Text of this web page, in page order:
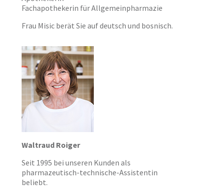
Fachapothekerin für Allgemeinpharmazie
Frau Misic berät Sie auf deutsch und bosnisch.
Waltraud Roiger
Seit 1995 bei unseren Kunden als
pharmazeutisch-technische-Assistentin
beliebt.